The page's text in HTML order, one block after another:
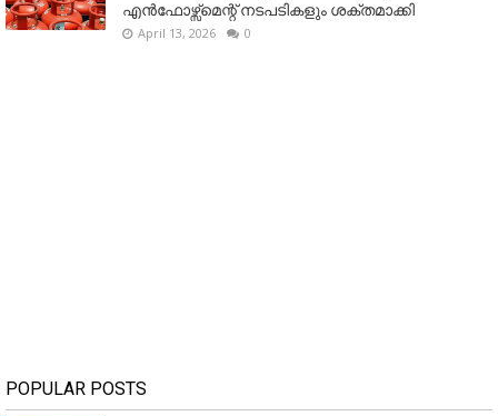
എൻഫോഴ്സ്മെന്റ് നടപടികളും ശക്തമാക്കി
April 13, 2026 0
POPULAR POSTS